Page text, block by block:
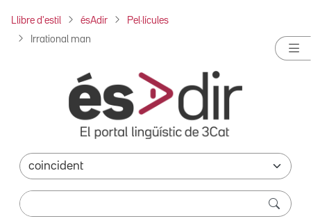
Llibre d'estil ésAdir Pel·lícules
Irrational man